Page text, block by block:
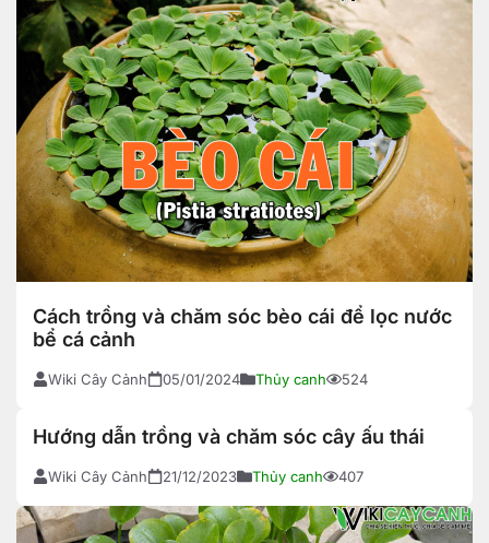
Cách trồng và chăm sóc bèo cái để lọc nước
bể cá cảnh
Wiki Cây Cảnh 05/01/2024 Thủy canh 524
Hướng dẫn trồng và chăm sóc cây ấu thái
Wiki Cây Cảnh 21/12/2023 Thủy canh 407